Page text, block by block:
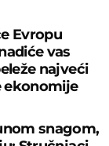
Evropu
vas
najveći
ekonomije
snagom,